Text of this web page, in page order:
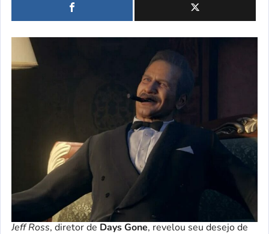
Jeff Ross, diretor de Days Gone, revelou seu desejo de